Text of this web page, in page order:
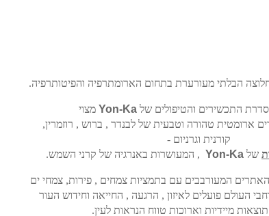
הבלתי מעורערת בתחום הארומתרפיה והפיטותרפיה.
התכשירים והטיפולים שלYon-Ka מצוי
ארומטית טהורה וטבעית של לבנדר , ברוש , רוזמרין,
קורנית וגרניום -
של Yon-Ka , המעושרות באנרגיה של קרני השמש.
האתרים המעורבבים עם בתמציות צמחים ,פירות, צמחי ים
העולם פועלים לאיזון , הרגעה , החייאה וחידוש העור
תוצאות מיידיות וארוכות טווח הנראות לעין.